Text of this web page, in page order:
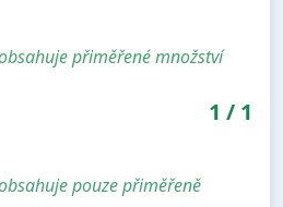
přiměřené množství
1 / 1
pouze přiměřeně